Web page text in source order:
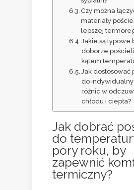
Czy można
materiały
lepszej
Jakie są typowe
doborze
kątem
Jak dostosować
do
różnic w
chłodu i ciepła?
Jak dobrać
do
pory roku, by
zapewnić
termiczny?